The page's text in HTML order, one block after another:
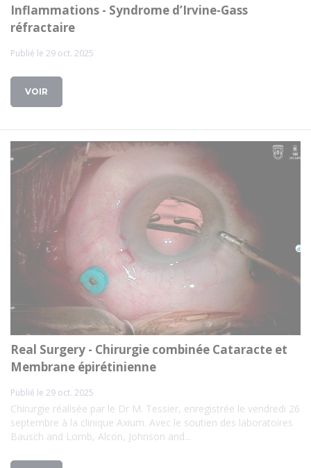
Inflammations - Syndrome d’Irvine-Gass
réfractaire
Publié le 29 oct. 2025
VOIR
Real Surgery - Chirurgie combinée Cataracte et
Membrane épirétinienne
Publié le 29 oct. 2025
Chirurgie réalisée par le Dr M. Tessier, enregistrée le vendredi 26
septembre à la clinique Axium. Avec le soutien des laboratoires
Bausch and Lomb, Alcon, Johnson and...